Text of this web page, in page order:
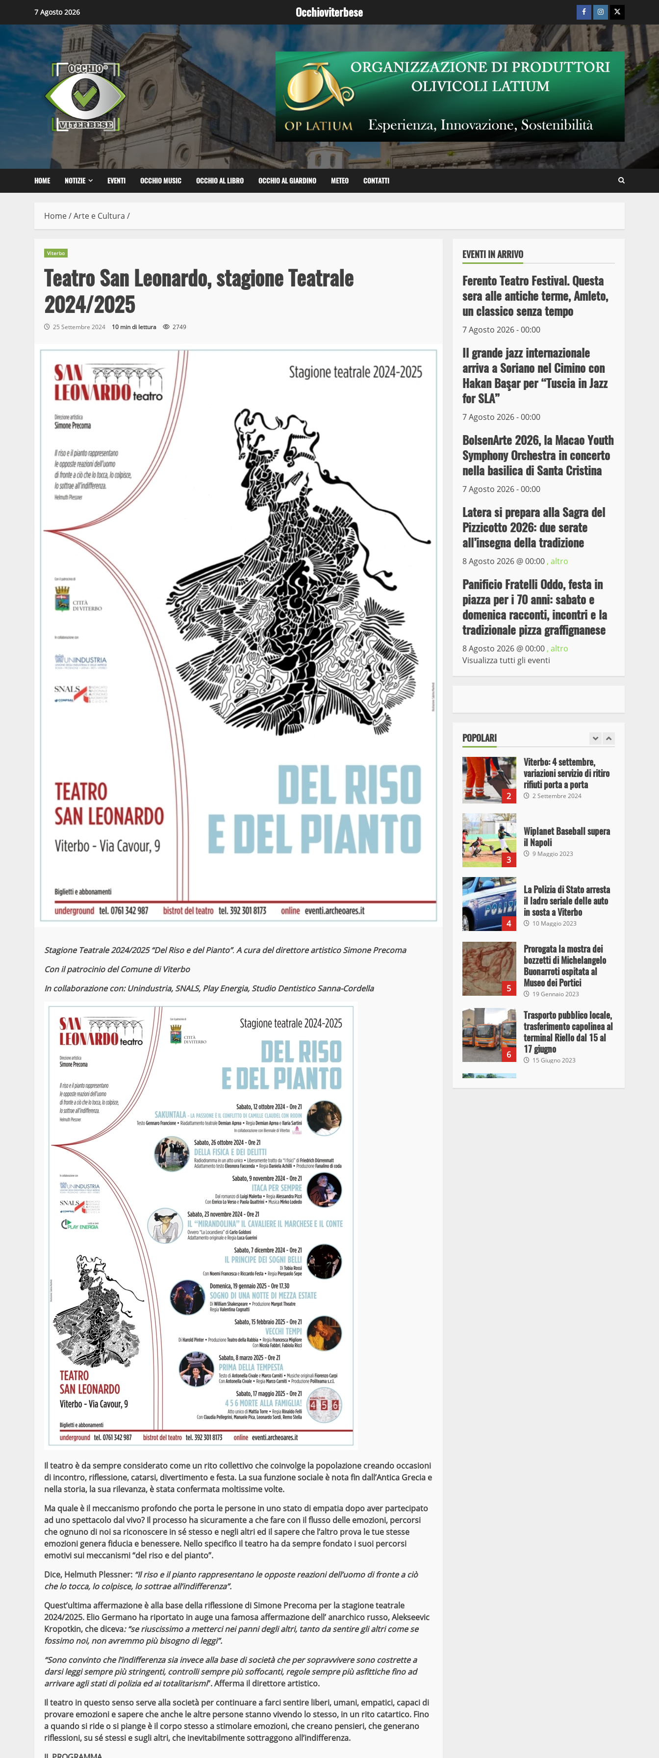
content
7 Agosto 2026 Occhioviterbese Facebook
Instagram
Twitter
HOME NOTIZIE EVENTI OCCHIO MUSIC OCCHIO AL LIBRO OCCHIO AL GIARDINO METEO CONTATTI
Home/Arte e Cultura /
Viterbo
Teatro San Leonardo, stagione Teatrale
2024/2025
25 Settembre 2024 10 min di lettura 2749
Stagione Teatrale 2024/2025 “Del Riso e del Pianto”. A cura del direttore artistico Simone Precoma
Con il patrocinio del Comune di Viterbo
In collaborazione con: Unindustria, SNALS, Play Energia, Studio Dentistico Sanna-Cordella
Il teatro è da sempre considerato come un rito collettivo che coinvolge la popolazione creando occasioni
di incontro, riflessione, catarsi, divertimento e festa. La sua funzione sociale è nota fin dall’Antica Grecia e
nella storia, la sua rilevanza, è stata confermata moltissime volte.
Ma quale è il meccanismo profondo che porta le persone in uno stato di empatia dopo aver partecipato
ad uno spettacolo dal vivo? Il processo ha sicuramente a che fare con il flusso delle emozioni, percorsi
che ognuno di noi sa riconoscere in sé stesso e negli altri ed il sapere che l’altro prova le tue stesse
emozioni genera fiducia e benessere. Nello specifico il teatro ha da sempre fondato i suoi percorsi
emotivi sui meccanismi “del riso e del pianto”.
Dice, Helmuth Plessner: “Il riso e il pianto rappresentano le opposte reazioni dell’uomo di fronte a ciò
che lo tocca, lo colpisce, lo sottrae all’indifferenza”.
Quest’ultima affermazione è alla base della riflessione di Simone Precoma per la stagione teatrale
2024/2025. Elio Germano ha riportato in auge una famosa affermazione dell’ anarchico russo,Alekseevic
Kropotkin, che diceva: “se riuscissimo a metterci nei panni degli altri, tanto da sentire gli altri come se
fossimo noi, non avremmo più bisogno di leggi”.
“Sono convinto che l’indifferenza sia invece alla base di società che per sopravvivere sono costrette a
darsi leggi sempre più stringenti, controlli sempre più soffocanti, regole sempre più asfittiche fino ad
arrivare agli stati di polizia ed ai totalitarismi”. Afferma il direttore artistico.
Il teatro in questo senso serve alla società per continuare a farci sentire liberi, umani, empatici, capaci di
provare emozioni e sapere che anche le altre persone stanno vivendo lo stesso, in un rito catartico. Fino
a quando si ride o si piange è il corpo stesso a stimolare emozioni, che creano pensieri, che generano
riflessioni, su sé stessi e sugli altri, che inevitabilmente sottraggono all’indifferenza.
EVENTI IN ARRIVO
Ferento Teatro Festival. Questa
sera alle antiche terme, Amleto,
un classico senza tempo
7 Agosto 2026 - 00:00
Il grande jazz internazionale
arriva a Soriano nel Cimino con
Hakan Başar per “Tuscia in Jazz
for SLA”
7 Agosto 2026 - 00:00
BolsenArte 2026, la Macao Youth
Symphony Orchestra in concerto
nella basilica di Santa Cristina
7 Agosto 2026 - 00:00
Latera si prepara alla Sagra del
Pizzicotto 2026: due serate
all’insegna della tradizione
8 Agosto 2026 @00:00 , altro
Panificio Fratelli Oddo, festa in
piazza per i 70 anni: sabato e
domenica racconti, incontri e la
tradizionale pizza graffignanese
8 Agosto 2026 @00:00 , altro
Visualizza tutti gli eventi
POPOLARI
Wiplanet Baseball supera
il Napoli
4
La Polizia di Stato arresta
il ladro seriale delle auto
in sosta a Viterbo
10 Maggio 2023
5
Prorogata la mostra dei
bozzetti di Michelangelo
Buonarroti ospitata al
Museo dei Portici
19 Gennaio 2023
6
Trasporto pubblico locale,
terminal Riello dal 15 al
17 giugno
15 Giugno 2023
7
Giochi Sportivi
Studenteschi di Atletica a
Viterbo
10 Maggio 2023
fini di spaccio di sostanze
2
Viterbo: 4 settembre,
variazioni servizio di ritiro
rifiuti porta a porta
2 Settembre 2024
3
Wiplanet Baseball supera
il Napoli
9 Maggio 2023
4
La Polizia di Stato arresta
il ladro seriale delle auto
in sosta a Viterbo
10 Maggio 2023
5
Prorogata la mostra dei
bozzetti di Michelangelo
Buonarroti ospitata al
Museo dei Portici
19 Gennaio 2023
6
Trasporto pubblico locale,
trasferimento capolinea al
terminal Riello dal 15 al
17 giugno
15 Giugno 2023
Giochi Sportivi